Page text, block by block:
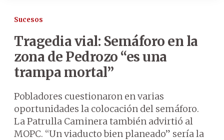
Sucesos
Tragedia vial: Semáforo en la
zona de Pedrozo “es una
trampa mortal”
Pobladores cuestionaron en varias
oportunidades la colocación del semáforo.
La Patrulla Caminera también advirtió al
MOPC. “Un viaducto bien planeado” sería la